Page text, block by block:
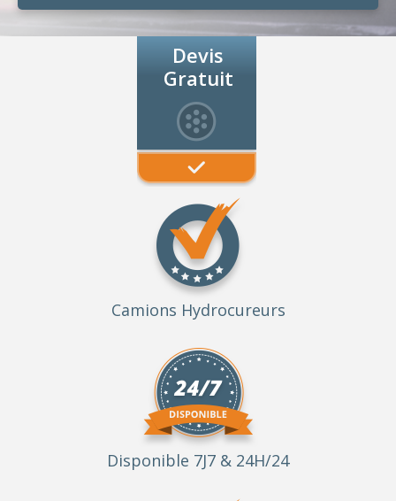
Devis
Gratuit
Camions Hydrocureurs
Disponible 7J7 & 24H/24